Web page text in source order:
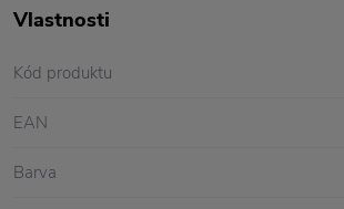
Vlastnosti
Kód produktu
EAN
Barva